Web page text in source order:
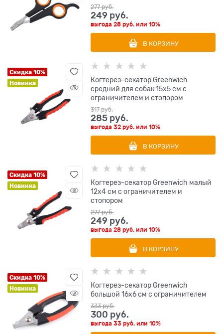
277 руб.
249 руб.
выгода28 руб. или10%
В КОРЗИНУ
Скидка 10%
Новинка
Когтерез-секатор Greenwich
средний для собак 15х5 см с
ограничителем и стопором
317 руб.
285 руб.
выгода32 руб. или10%
В КОРЗИНУ
Скидка 10%
Новинка
Когтерез-секатор Greenwich малый
12х4 см с ограничителем и
стопором
277 руб.
249 руб.
выгода28 руб. или10%
В КОРЗИНУ
Скидка 10%
Новинка
Когтерез-секатор Greenwich
большой 16х6 см с ограничителем
333 руб.
300 руб.
выгода33 руб. или10%